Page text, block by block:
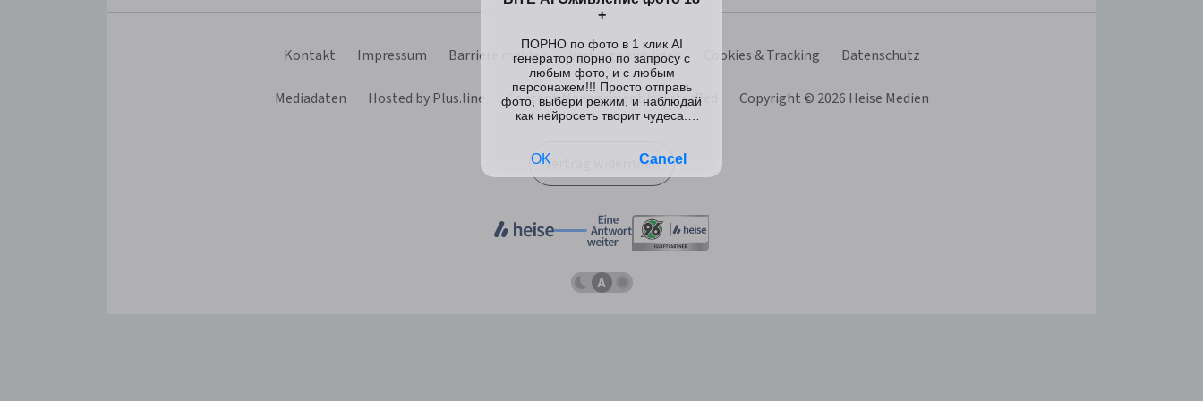
Schema
übernehmen
Schema
Kontakt Impressum Barriere melden Verträge kündigen Cookies & Tracking Datenschutz
Mediadaten Hosted by Plus.line Content Management by InterRed Copyright © 2026 Heise Medien
Vertrag widerrufen
Dunkles
Betriebssystemeinstellung
Helles